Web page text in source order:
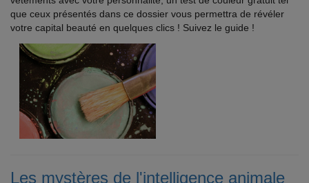
que ceux présentés dans ce dossier vous permettra de révéler
votre capital beauté en quelques clics ! Suivez le guide !
Les mystères de l'intelligence animale